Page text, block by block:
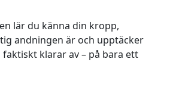
lär du känna din kropp,
andningen är och upptäcker
klarar av – på bara ett